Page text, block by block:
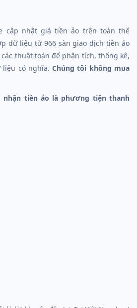
cập nhật giá tiền ảo trên toàn thế
dữ liệu từ 966 sàn giao dịch tiền ảo
thuật toán để phân tích, thống kê,
liệu có nghĩa.Chúng tôi không mua
nhận tiền ảo là phương tiện thanh